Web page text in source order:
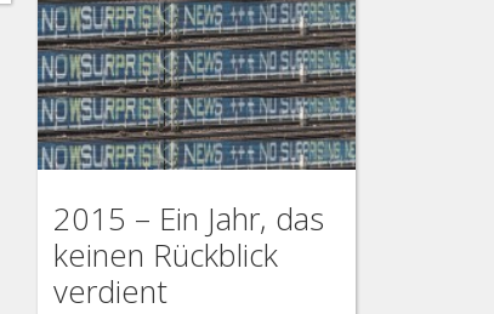
2015 – Ein Jahr, das
keinen Rückblick
verdient